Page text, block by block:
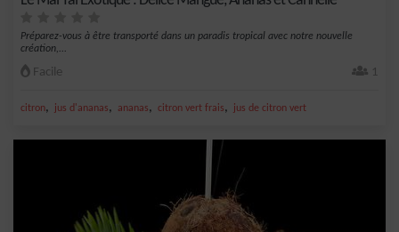
Préparez-vous à être transporté dans un paradis tropical avec notre nouvelle
création,...
Facile 1
citron, jus d'ananas, ananas, citron vert frais, jus de citron vert